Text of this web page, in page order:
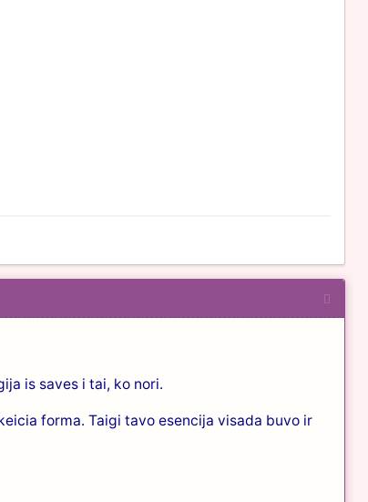
is saves i tai, ko nori.
forma. Taigi tavo esencija visada buvo ir